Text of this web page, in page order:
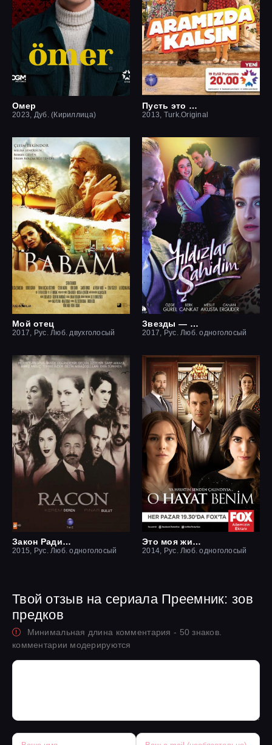
Омер
2023, Дуб. (Кириллица)
Пусть это останется между нами
2013, Turk.Original
Мой отец
2017, Рус. Люб. двухголосый
Звезды — мои свидетели
2017, Рус. Люб. одноголосый
Закон Ради семьи / Ракон
2015, Рус. Люб. одноголосый
Это моя жизнь
2014, Рус. Люб. одноголосый
Твой отзыв на сериала Преемник: зов
предков
Минимальная длина комментария - 50 знаков.
комментарии модерируются